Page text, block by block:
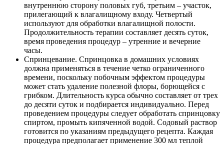
внутреннюю сторону половых губ, третьим – участок,
прилегающий к влагалищному входу. Четвертый
используют для обработки влагалищной полости.
Продолжительность терапии составляет десять суток,
время проведения процедур – утренние и вечерние
часы.
Спринцевание. Спринцовка в домашних условиях
должна применяться в течение четко ограниченного
времени, поскольку побочным эффектом процедуры
может стать удаление полезной флоры, борющейся с
грибком. Длительность курса обычно составляет от трех
до десяти суток и подбирается индивидуально. Перед
проведением процедуры следует обработать спринцовку
спиртом, промыть кипяченной водой. Содовый раствор
готовится по указаниям предыдущего рецепта. Каждая
процедура предполагает применение 300 мл теплой